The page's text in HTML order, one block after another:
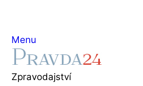
Menu
Zpravodajství